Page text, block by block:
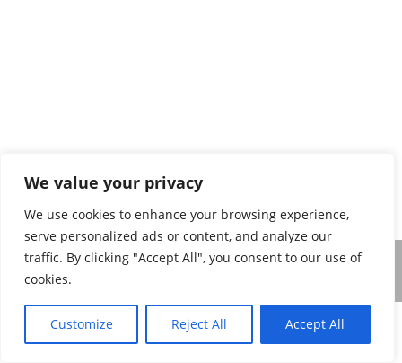
We value your privacy
We use cookies to enhance your browsing experience,
serve personalized ads or content, and analyze our
traffic. By clicking "Accept All", you consent to our use of
cookies.
Customize Reject All Accept All